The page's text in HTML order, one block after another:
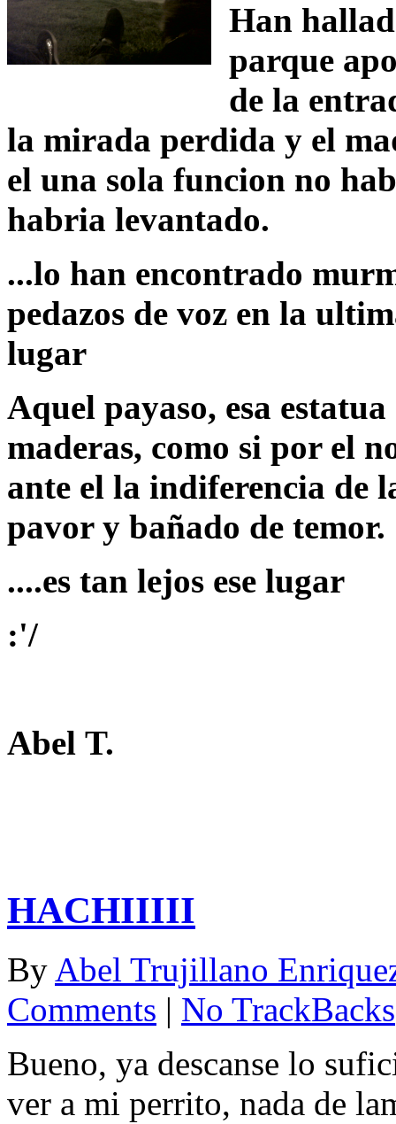
Han
parque
de la
la mirada perdida y el
el una sola funcion no
habria levantado.
...lo han encontrado
pedazos de voz en la
lugar
Aquel payaso, esa
maderas, como si por el
ante el la indiferencia de
pavor y bañado de temor.
....es tan lejos ese lugar
:'/
Abel T.
HACHIIIII
By Abel Trujillano
Comments | No TrackBacks
Bueno, ya descanse lo
ver a mi perrito, nada de